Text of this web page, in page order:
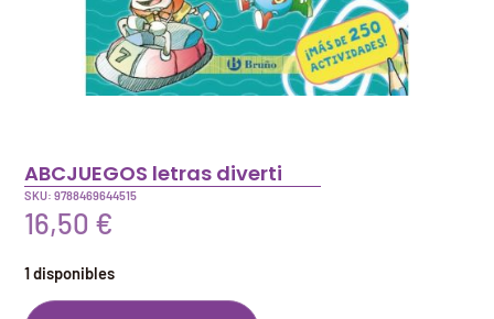
ABCJUEGOS letras diverti
SKU: 9788469644515
16,50 €
1 disponibles